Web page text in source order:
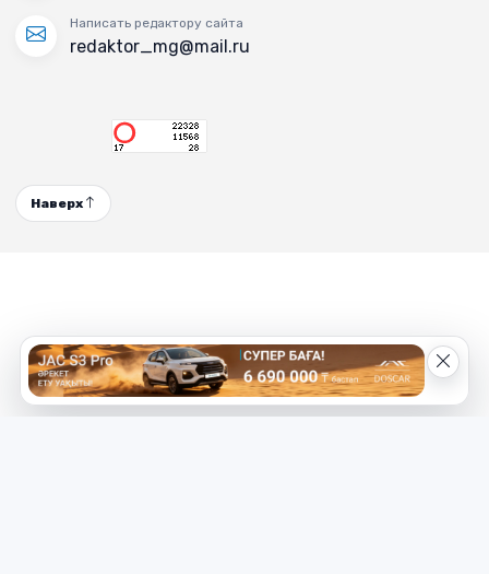
Написать редактору сайта
redaktor_mg@mail.ru
Наверх